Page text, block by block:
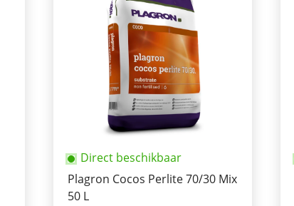
Direct beschikbaar
Plagron Cocos Perlite 70/30 Mix
50 L